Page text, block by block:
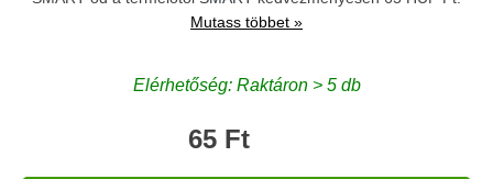
Mutass többet »
Elérhetőség: Raktáron > 5 db
65 Ft